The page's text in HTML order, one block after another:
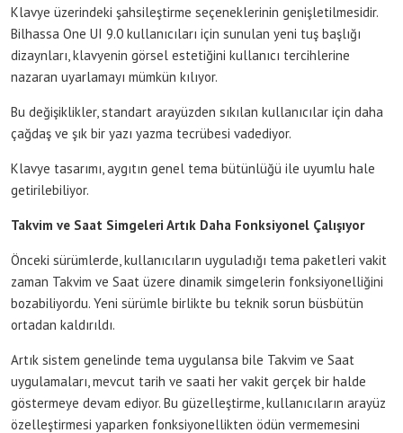
Klavye üzerindeki şahsileştirme seçeneklerinin genişletilmesidir.
Bilhassa One UI 9.0 kullanıcıları için sunulan yeni tuş başlığı
dizaynları, klavyenin görsel estetiğini kullanıcı tercihlerine
nazaran uyarlamayı mümkün kılıyor.
Bu değişiklikler, standart arayüzden sıkılan kullanıcılar için daha
çağdaş ve şık bir yazı yazma tecrübesi vadediyor.
Klavye tasarımı, aygıtın genel tema bütünlüğü ile uyumlu hale
getirilebiliyor.
Takvim ve Saat Simgeleri Artık Daha Fonksiyonel Çalışıyor
Önceki sürümlerde, kullanıcıların uyguladığı tema paketleri vakit
zaman Takvim ve Saat üzere dinamik simgelerin fonksiyonelliğini
bozabiliyordu. Yeni sürümle birlikte bu teknik sorun büsbütün
ortadan kaldırıldı.
Artık sistem genelinde tema uygulansa bile Takvim ve Saat
uygulamaları, mevcut tarih ve saati her vakit gerçek bir halde
göstermeye devam ediyor. Bu güzelleştirme, kullanıcıların arayüz
özelleştirmesi yaparken fonksiyonellikten ödün vermemesini